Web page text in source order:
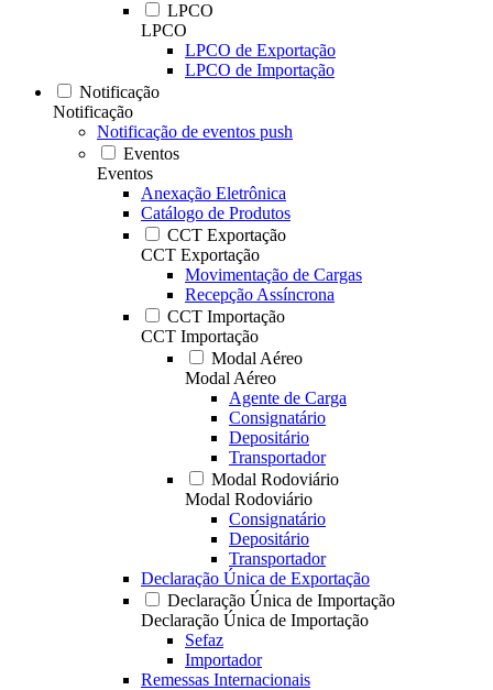
LPCO
LPCO
LPCO de Exportação
LPCO de Importação
Notificação
Notificação
Notificação de eventos push
Eventos
Eventos
Anexação Eletrônica
Catálogo de Produtos
CCT Exportação
CCT Exportação
Movimentação de Cargas
Recepção Assíncrona
CCT Importação
CCT Importação
Modal Aéreo
Modal Aéreo
Agente de Carga
Consignatário
Depositário
Transportador
Modal Rodoviário
Modal Rodoviário
Consignatário
Depositário
Transportador
Declaração Única de Exportação
Declaração Única de Importação
Declaração Única de Importação
Sefaz
Importador
Remessas Internacionais